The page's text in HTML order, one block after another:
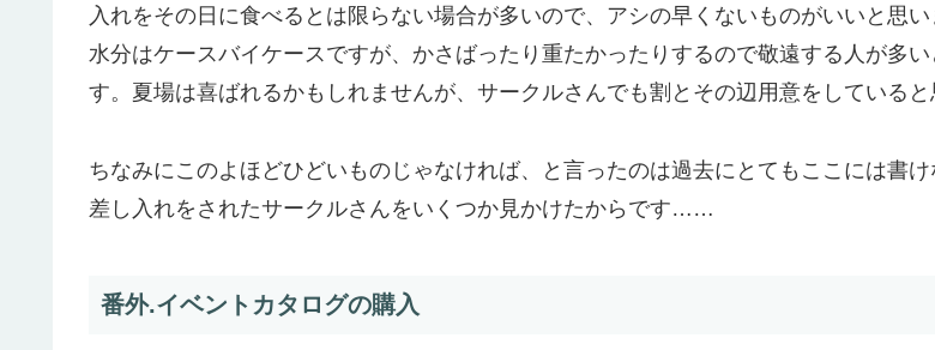
入れをその日に食べるとは限らない場合が多いので、アシの早くないものがいいと思い
水分はケースバイケースですが、かさばったり重たかったりするので敬遠する人が多い
す。夏場は喜ばれるかもしれませんが、サークルさんでも割とその辺用意をしていると
ちなみにこのよほどひどいものじゃなければ、と言ったのは過去にとてもここには書
差し入れをされたサークルさんをいくつか見かけたからです……
番外.イベントカタログの購入